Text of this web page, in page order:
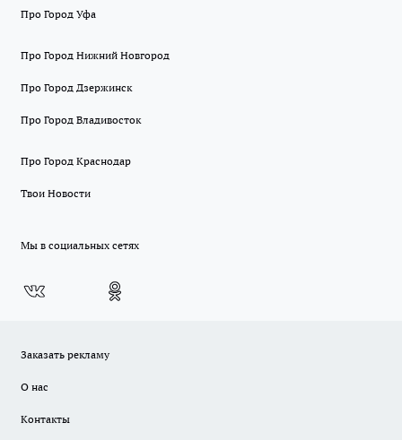
Про Город Уфа
Про Город Нижний Новгород
Про Город Дзержинск
Про Город Владивосток
Про Город Краснодар
Твои Новости
Мы в социальных сетях
Заказать рекламу
О нас
Контакты